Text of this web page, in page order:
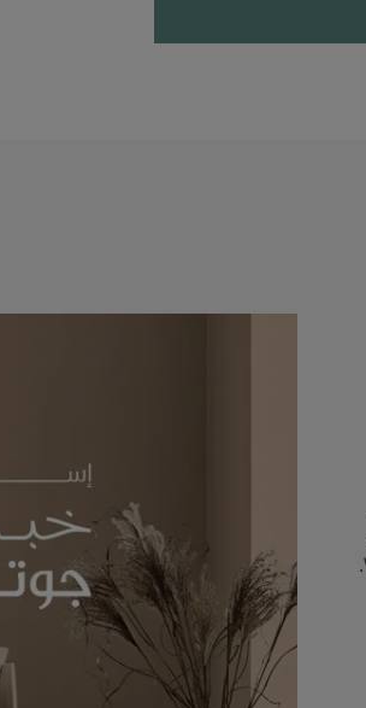
الآن التحدث إلى خبراء الألوان في جوتن عبر WhatsApp.